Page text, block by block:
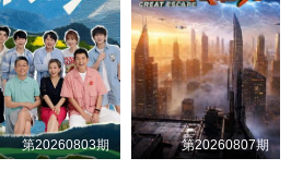
第20260803期 第20260807期